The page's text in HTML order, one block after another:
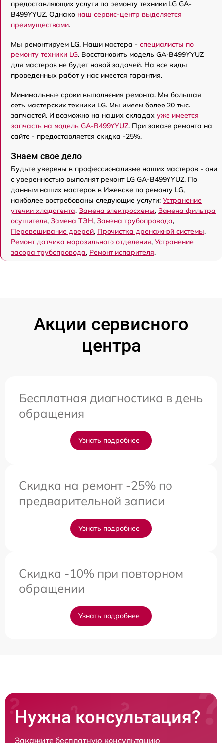
предоставляющих услуги по ремонту техники LG GA-
B499YYUZ. Однако наш сервис-центр выделяется
преимуществами.
Мы ремонтируем LG. Наши мастера - специалисты по
ремонту техники LG. Восстановить модель GA-B499YYUZ
для мастеров не будет новой задачей. На все виды
проведенных работ у нас имеется гарантия.
Минимальные сроки выполнения ремонта. Мы большая
сеть мастерских техники LG. Мы имеем более 20 тыс.
запчастей. И возможно на наших складах уже имеется
запчасть на модель GA-B499YYUZ. При заказе ремонта на
сайте - предоставляется скидка -25%.
Знаем свое дело
Будьте уверены в профессионализме наших мастеров - они
с уверенностью выполнят ремонт LG GA-B499YYUZ. По
данным наших мастеров в Ижевске по ремонту LG,
наиболее востребованы следующие услуги: Устранение
утечки хладагента, Замена электросхемы, Замена фильтра
осушителя, Замена ТЭН, Замена трубопровода,
Перевешивание дверей, Прочистка дренажной системы,
Ремонт датчика морозильного отделения, Устранение
засора трубопровода, Ремонт испарителя.
Акции сервисного
центра
Бесплатная диагностика в день
обращения
Узнать подробнее
Скидка на ремонт -25% по
предварительной записи
Узнать подробнее
Скидка -10% при повторном
обращении
Узнать подробнее
Нужна консультация?
Закажите бесплатную консультацию